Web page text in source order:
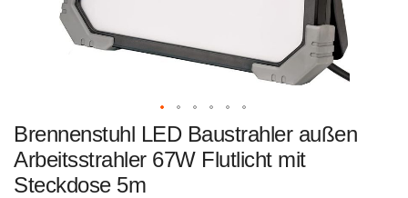
Zum
Anfang
der
Bildgalerie
springen
Brennenstuhl LED Baustrahler außen
Arbeitsstrahler 67W Flutlicht mit
Steckdose 5m